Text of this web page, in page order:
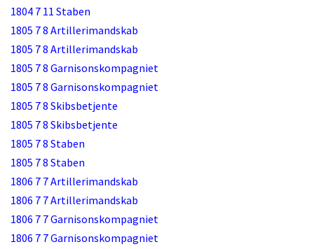
1804 7 11 Staben
1805 7 8 Artillerimandskab
1805 7 8 Artillerimandskab
1805 7 8 Garnisonskompagniet
1805 7 8 Garnisonskompagniet
1805 7 8 Skibsbetjente
1805 7 8 Skibsbetjente
1805 7 8 Staben
1805 7 8 Staben
1806 7 7 Artillerimandskab
1806 7 7 Artillerimandskab
1806 7 7 Garnisonskompagniet
1806 7 7 Garnisonskompagniet